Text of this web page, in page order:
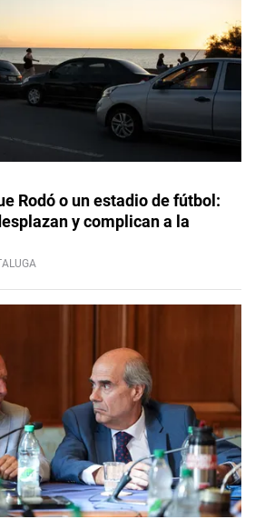
Rodó o un estadio de fútbol:
y complican a la